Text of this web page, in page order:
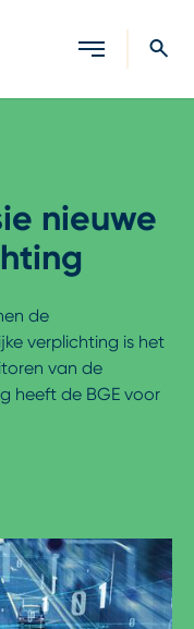
nieuwe
de
verplichting is het
van de
heeft de BGE voor